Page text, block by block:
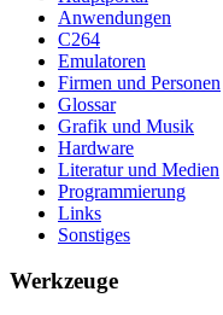
Anwendungen
C264
Emulatoren
Firmen und Personen
Glossar
Grafik und Musik
Hardware
Literatur und Medien
Programmierung
Links
Sonstiges
Werkzeuge